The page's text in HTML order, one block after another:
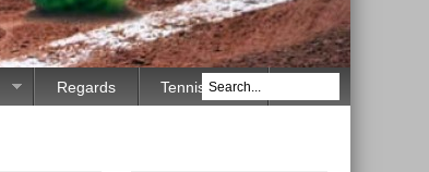
Regards Tennis Race